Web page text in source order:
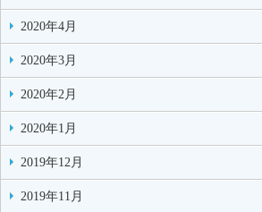
2020年4月
2020年3月
2020年2月
2020年1月
2019年12月
2019年11月